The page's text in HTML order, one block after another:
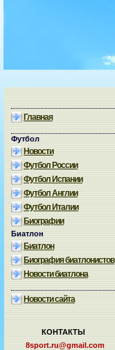
Главная
Футбол
Новости
Футбол России
Футбол Испании
Футбол Англии
Футбол Италии
Биографии
Биатлон
Биатлон
Биография биатлонистов
Новости биатлона
Новости сайта
КОНТАКТЫ
8sport.ru@gmail.com